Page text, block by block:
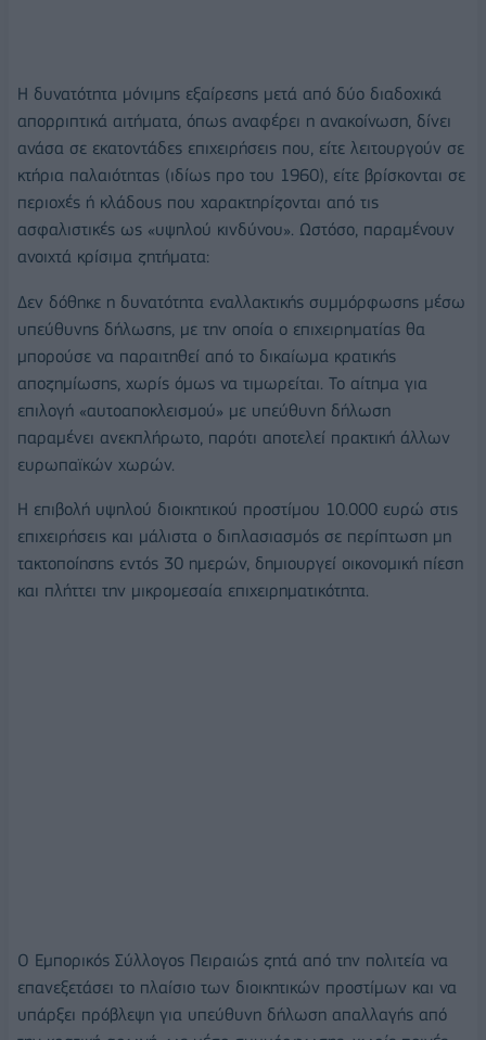
Η δυνατότητα μόνιμης εξαίρεσης μετά από δύο διαδοχικά
απορριπτικά αιτήματα, όπως αναφέρει η ανακοίνωση, δίνει
ανάσα σε εκατοντάδες επιχειρήσεις που, είτε λειτουργούν σε
κτήρια παλαιότητας (ιδίως προ του 1960), είτε βρίσκονται σε
περιοχές ή κλάδους που χαρακτηρίζονται από τις
ασφαλιστικές ως «υψηλού κινδύνου». Ωστόσο, παραμένουν
ανοιχτά κρίσιμα ζητήματα:
Δεν δόθηκε η δυνατότητα εναλλακτικής συμμόρφωσης μέσω
υπεύθυνης δήλωσης, με την οποία ο επιχειρηματίας θα
μπορούσε να παραιτηθεί από το δικαίωμα κρατικής
αποζημίωσης, χωρίς όμως να τιμωρείται. Το αίτημα για
επιλογή «αυτοαποκλεισμού» με υπεύθυνη δήλωση
παραμένει ανεκπλήρωτο, παρότι αποτελεί πρακτική άλλων
ευρωπαϊκών χωρών.
Η επιβολή υψηλού διοικητικού προστίμου 10.000 ευρώ στις
επιχειρήσεις και μάλιστα ο διπλασιασμός σε περίπτωση μη
τακτοποίησης εντός 30 ημερών, δημιουργεί οικονομική πίεση
και πλήττει την μικρομεσαία επιχειρηματικότητα.
Ο Εμπορικός Σύλλογος Πειραιώς ζητά από την πολιτεία να
επανεξετάσει το πλαίσιο των διοικητικών προστίμων και να
υπάρξει πρόβλεψη για υπεύθυνη δήλωση απαλλαγής από